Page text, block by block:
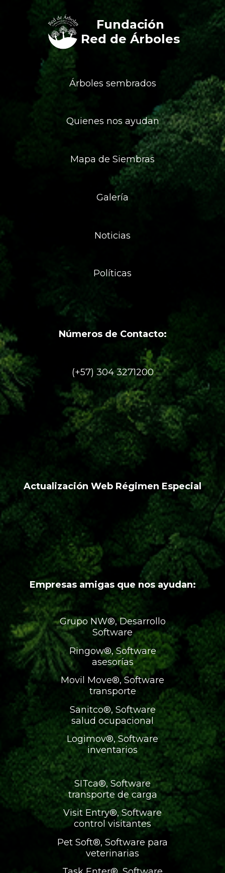
Fundación
Red de Árboles
Árboles sembrados
Quienes nos ayudan
Mapa de Siembras
Galería
Noticias
Políticas
Números de Contacto:
(+57) 304 3271200
Actualización Web Régimen Especial
Empresas amigas que nos ayudan:
Grupo NW®, Desarrollo
Software
Ringow®, Software
asesorías
Movil Move®, Software
transporte
Sanitco®, Software
salud ocupacional
Logimov®, Software
inventarios
SITca®, Software
transporte de carga
Visit Entry®, Software
control visitantes
Pet Soft®, Software para
veterinarias